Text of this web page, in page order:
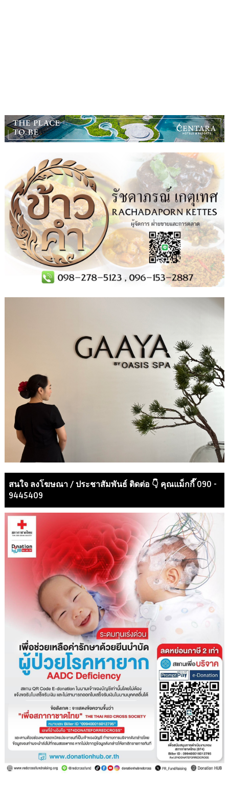
สนใจ ลงโฆษณา / ประชาสัมพันธ์ ติดต่อ 👇 คุณแม็กกี๊ 090 -
9445409